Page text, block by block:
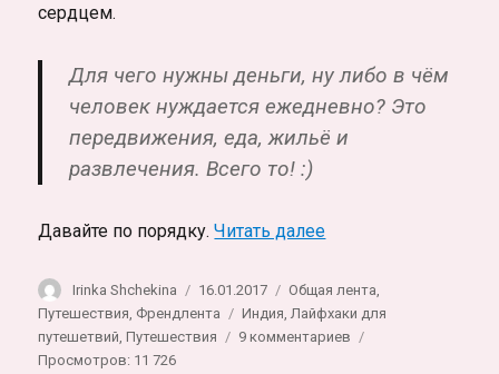
сердцем.
Для чего нужны деньги, ну либо в чём
человек нуждается ежедневно? Это
передвижения, еда, жильё и
развлечения. Всего то! :)
Давайте по порядку.Читать далее«Как
Автор
Irinka Shchekina Опубликовано
16.01.2017 Рубрики
Общая лента
Путешествия Френдлента Метки
Индия Лайфхаки для
путешетвий ,Путешествия 9 комментариев
Просмотров: 11 726